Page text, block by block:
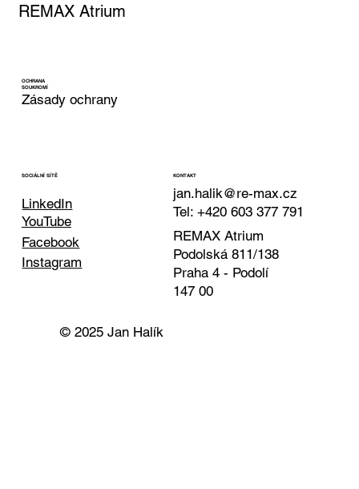
REMAX Atrium
OCHRANA
SOUKROMÍ
Zásady ochrany
SOCIÁLNÍ SÍTĚ
LinkedIn
Facebook
YouTube
Instagram
KONTAKT
jan.halik@re-max.cz
Tel: +420 603 377 791
REMAX Atrium
Podolská 811/138
Praha 4 - Podolí
147 00
© 2025 Jan Halík